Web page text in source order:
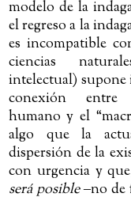
modelo de la
el regreso a la
es incompatible
ciencias
intelectual) supone
conexión entre
humano y el
algo que la
dispersión de la
con urgencia y
será posible‒no de